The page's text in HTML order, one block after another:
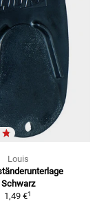
Louis
Schwarz
1,49 €1